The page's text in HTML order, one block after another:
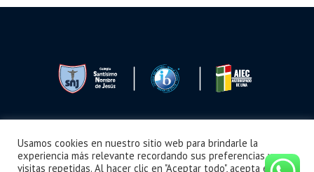
Seguimos Aprendiendo Boletín Noticias Videos ¿Cómo llegar?
Usamos cookies en nuestro sitio web para brindarle la
experiencia más relevante recordando sus preferencias y
visitas repetidas. Al hacer clic en "Aceptar todo", acepta el uso